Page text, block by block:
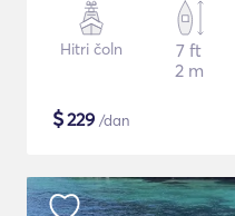
Hitri čoln
7 ft
2 m
$229 /dan